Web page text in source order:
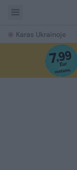
Karas Ukrainoje